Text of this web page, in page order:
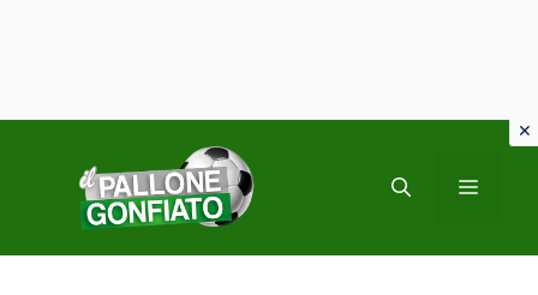
contenuto
MENU